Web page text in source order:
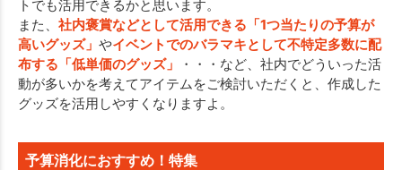
トでも活用できるかと思います。
また、 社内褒賞などとして活用できる「1つ当たりの予算が
高いグッズ」 やイベントでのバラマキとして不特定多数に配
布する「低単価のグッズ」
・・・など、社内でどういった活
動が多いかを考えてアイテムをご検討いただくと、作成した
グッズを活用しやすくなりますよ。
予算消化におすすめ！特集